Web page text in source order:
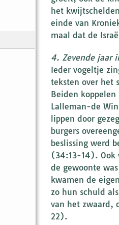
het
einde van
maal dat de
4. Zevende jaar
Ieder vogeltje
teksten over het
Beiden
Lalleman-de
lippen door
burgers
beslissing werd
(34:13-14). Ook
de gewoonte
kwamen de
zo hun schuld
van het zwaard,
22).